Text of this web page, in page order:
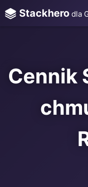
Stackhero dla
Cennik